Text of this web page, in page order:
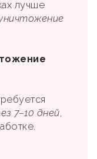
лучше
7–10 дней,